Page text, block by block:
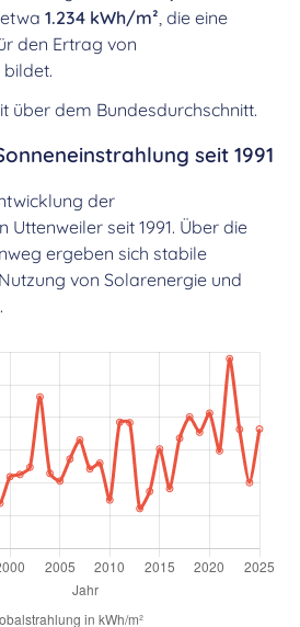
1.234 kWh/m², die eine
den Ertrag von
über dem Bundesdurchschnitt.
seit 1991
der
Uttenweiler seit 1991. Über die
ergeben sich stabile
von Solarenergie und